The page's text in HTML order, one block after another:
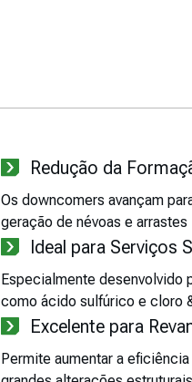
Redução da
Os downcomers avançam
geração de névoas e arrastes
Ideal para Serviços
Especialmente desenvolvido
como ácido sulfúrico e cloro
Excelente para
Permite aumentar a